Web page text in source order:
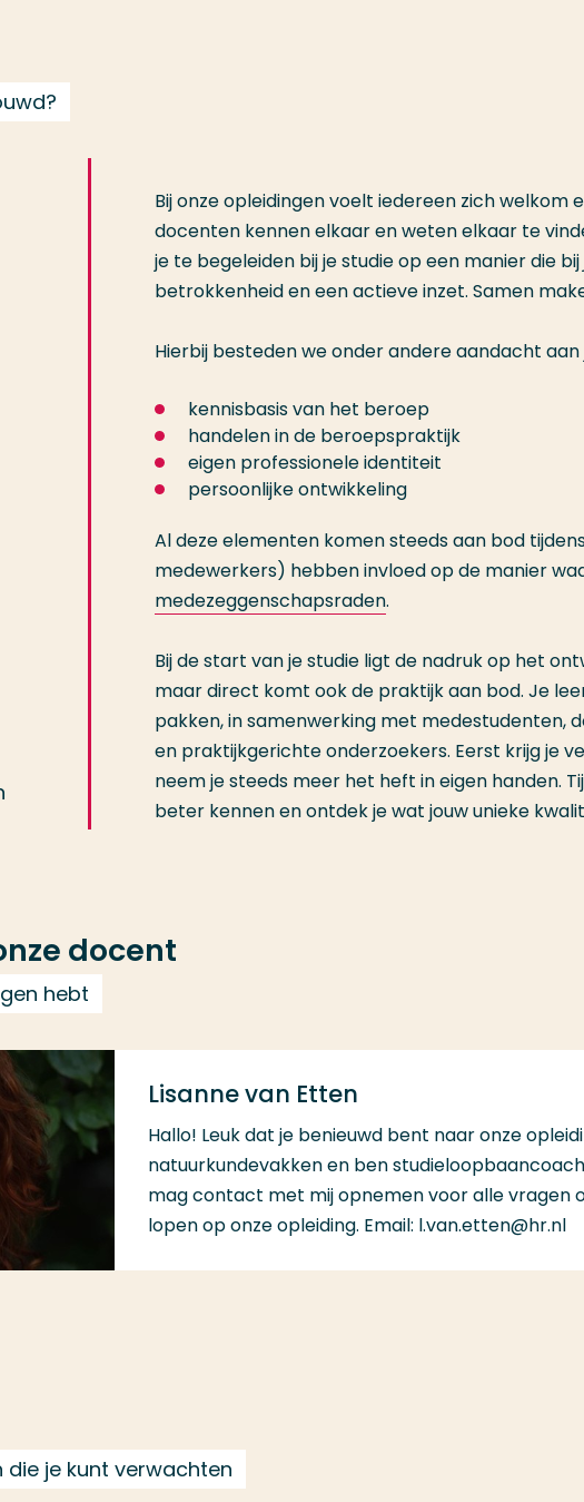
Bij onze opleidingen voelt iedereen zich welkom
docenten kennen elkaar en weten elkaar te
je te begeleiden bij je studie op een manier die bij
betrokkenheid en een actieve inzet. Samen
Hierbij besteden we onder andere aandacht aan
kennisbasis van het beroep
handelen in de beroepspraktijk
eigen professionele identiteit
persoonlijke ontwikkeling
Al deze elementen komen steeds aan bod
medewerkers) hebben invloed op de manier
medezeggenschapsraden.
Bij de start van je studie ligt de nadruk op het
maar direct komt ook de praktijk aan bod. Je
pakken, in samenwerking met medestudenten,
en praktijkgerichte onderzoekers. Eerst krijg je
neem je steeds meer het heft in eigen handen.
beter kennen en ontdek je wat jouw unieke
docent
hebt
Lisanne van Etten
Hallo! Leuk dat je benieuwd bent naar onze
natuurkundevakken en ben
mag contact met mij opnemen voor alle vragen
lopen op onze opleiding. Email: l.van.etten@hr.nl
die je kunt verwachten